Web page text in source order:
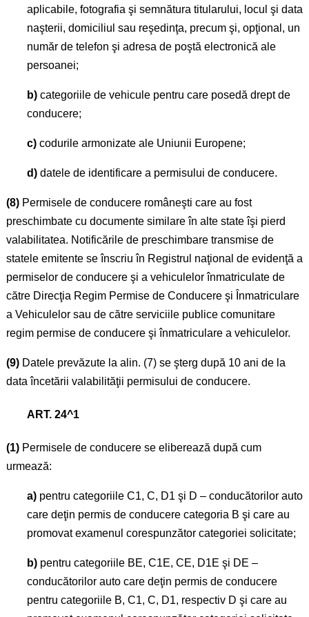
aplicabile, fotografia şi semnătura titularului, locul şi data
naşterii, domiciliul sau reşedinţa, precum şi, opţional, un
număr de telefon şi adresa de poştă electronică ale
persoanei;
b)categoriile de vehicule pentru care posedă drept de
conducere;
c)codurile armonizate ale Uniunii Europene;
d)datele de identificare a permisului de conducere.
(8)Permisele de conducere româneşti care au fost
preschimbate cu documente similare în alte state îşi pierd
valabilitatea. Notificările de preschimbare transmise de
statele emitente se înscriu în Registrul naţional de evidenţă a
permiselor de conducere şi a vehiculelor înmatriculate de
către Direcţia Regim Permise de Conducere şi Înmatriculare
a Vehiculelor sau de către serviciile publice comunitare
regim permise de conducere şi înmatriculare a vehiculelor.
(9)Datele prevăzute la alin. (7) se şterg după 10 ani de la
data încetării valabilităţii permisului de conducere.
ART. 24^1
(1)Permisele de conducere se eliberează după cum
urmează:
a)pentru categoriile C1, C, D1 şi D – conducătorilor auto
care deţin permis de conducere categoria B şi care au
promovat examenul corespunzător categoriei solicitate;
b)pentru categoriile BE, C1E, CE, D1E şi DE –
conducătorilor auto care deţin permis de conducere
pentru categoriile B, C1, C, D1, respectiv D şi care au